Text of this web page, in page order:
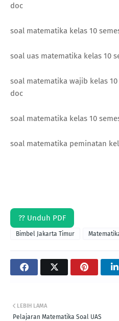
doc
soal matematika kelas 10
soal uas matematika kelas 10
soal matematika wajib kelas
doc
soal matematika kelas 10
soal matematika peminatan
?? Unduh PDF
Bimbel Jakarta Timur
LEBIH LAMA
Pelajaran Matematika Soal UAS